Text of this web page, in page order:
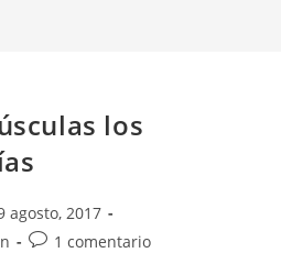
los
agosto, 2017
Comentarios
1 comentario